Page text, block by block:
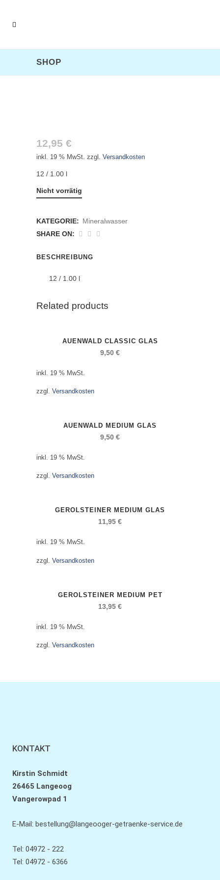
SHOP
12,95 €
inkl. 19 % MwSt. zzgl. Versandkosten
12 / 1.00 l
Nicht vorrätig
KATEGORIE: Mineralwasser
SHARE ON:
BESCHREIBUNG
12 / 1.00 l
Related products
AUENWALD CLASSIC GLAS
9,50 €
inkl. 19 % MwSt.
zzgl. Versandkosten
AUENWALD MEDIUM GLAS
9,50 €
inkl. 19 % MwSt.
zzgl. Versandkosten
GEROLSTEINER MEDIUM GLAS
11,95 €
inkl. 19 % MwSt.
zzgl. Versandkosten
GEROLSTEINER MEDIUM PET
13,95 €
inkl. 19 % MwSt.
zzgl. Versandkosten
KONTAKT
Kirstin Schmidt
26465 Langeoog
Vangerowpad 1
E-Mail: bestellung@langeooger-getraenke-service.de
Tel: 04972 - 222
Tel: 04972 - 6366